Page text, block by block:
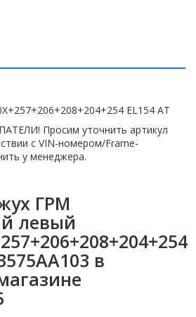
EL154 AT
Просим уточнить артикул
с VIN-номером/Frame-
у менеджера.
ГРМ
левый
в